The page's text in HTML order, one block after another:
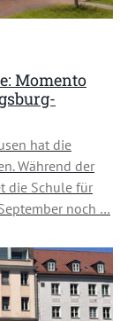
Momento
hat die
Während der
die Schule für
noch …